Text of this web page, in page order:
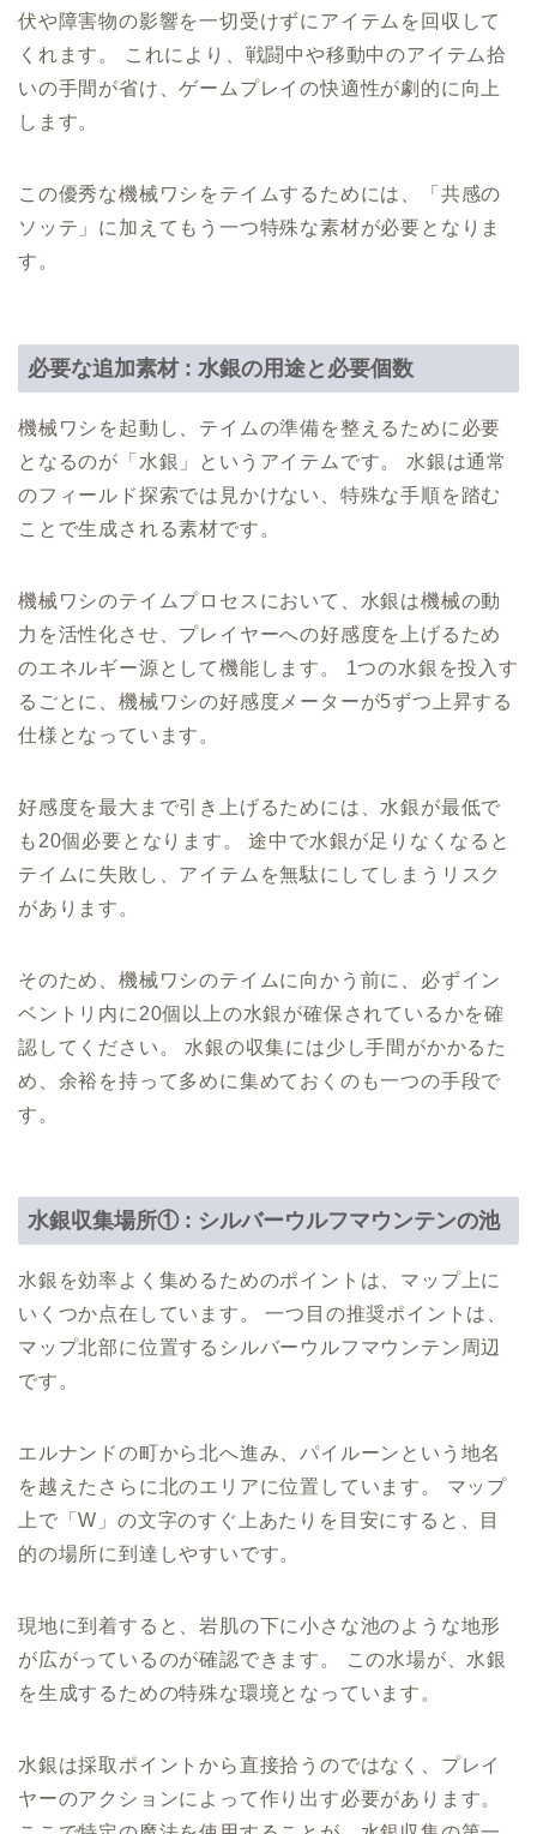
伏や障害物の影響を一切受けずにアイテムを回収して
くれます。 これにより、戦闘中や移動中のアイテム拾
いの手間が省け、ゲームプレイの快適性が劇的に向上
します。
この優秀な機械ワシをテイムするためには、「共感の
ソッテ」に加えてもう一つ特殊な素材が必要となりま
す。
必要な追加素材 : 水銀の用途と必要個数
機械ワシを起動し、テイムの準備を整えるために必要
となるのが「水銀」というアイテムです。 水銀は通常
のフィールド探索では見かけない、特殊な手順を踏む
ことで生成される素材です。
機械ワシのテイムプロセスにおいて、水銀は機械の動
力を活性化させ、プレイヤーへの好感度を上げるため
のエネルギー源として機能します。 1つの水銀を投入す
るごとに、機械ワシの好感度メーターが5ずつ上昇する
仕様となっています。
好感度を最大まで引き上げるためには、水銀が最低で
も20個必要となります。 途中で水銀が足りなくなると
テイムに失敗し、アイテムを無駄にしてしまうリスク
があります。
そのため、機械ワシのテイムに向かう前に、必ずイン
ベントリ内に20個以上の水銀が確保されているかを確
認してください。 水銀の収集には少し手間がかかるた
め、余裕を持って多めに集めておくのも一つの手段で
す。
水銀収集場所① : シルバーウルフマウンテンの池
水銀を効率よく集めるためのポイントは、マップ上に
いくつか点在しています。 一つ目の推奨ポイントは、
マップ北部に位置するシルバーウルフマウンテン周辺
です。
エルナンドの町から北へ進み、パイルーンという地名
を越えたさらに北のエリアに位置しています。 マップ
上で「W」の文字のすぐ上あたりを目安にすると、目
的の場所に到達しやすいです。
現地に到着すると、岩肌の下に小さな池のような地形
が広がっているのが確認できます。 この水場が、水銀
を生成するための特殊な環境となっています。
水銀は採取ポイントから直接拾うのではなく、プレイ
ヤーのアクションによって作り出す必要があります。